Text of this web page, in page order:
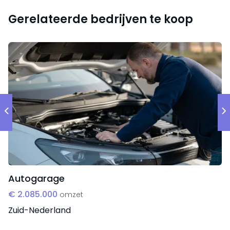
de regio;
Loyaal klantenbestand met hoge
terugkeerfrequentie;
Huidig assortiment van zes bierstijlen biedt directe
uitbreidingsruimte;
Het tweede merk bevindt zich in een groeifase
met nog onbenut potentieel.
Kansen en groeimogelijkheden
De onderneming beschikt over meerdere
concrete groeivectoren:
Een groot deel van de potentiële afnemers in de
Gerelateerde bedrijven te koop
Autogarage
€ 2.085.000 omzet
Zuid-Nederland